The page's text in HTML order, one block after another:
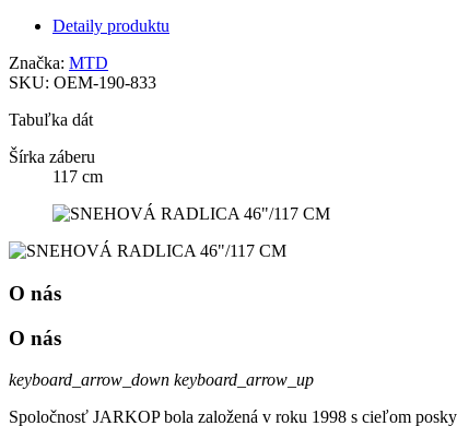
Detaily produktu
Značka: MTD
SKU: OEM-190-833
Tabuľka dát
Šírka záberu
117 cm
O nás
O nás
keyboard_arrow_down keyboard_arrow_up
Spoločnosť JARKOP bola založená v roku 1998 s cieľom